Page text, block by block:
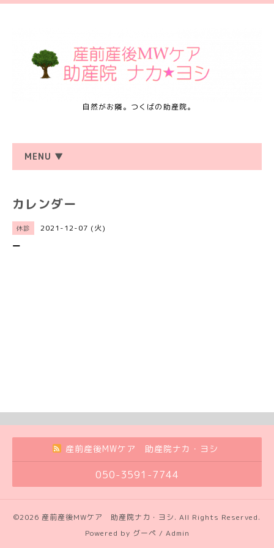
自然がお隣。つくばの助産院。
MENU ▼
カレンダー
休診 2021-12-07 (火)
ー
産前産後MWケア 助産院ナカ・ヨシ
050-3591-7744
©2026 産前産後MWケア 助産院ナカ・ヨシ. All Rights Reserved.
Powered by グーペ / Admin